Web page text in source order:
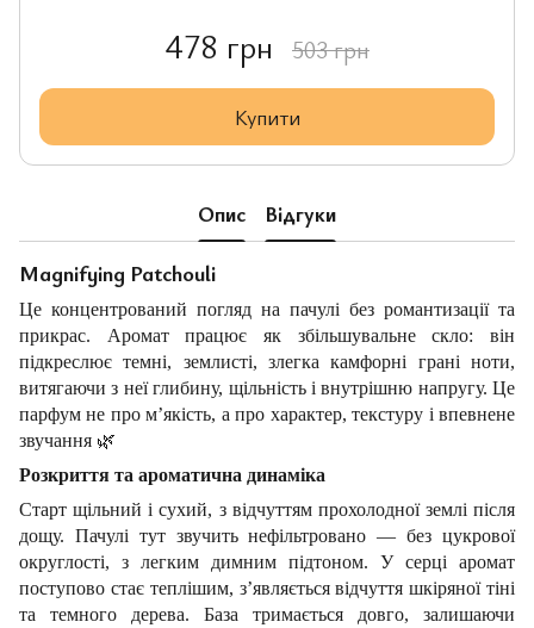
478 грн 503 грн
Купити
Опис Відгуки
Magnifying Patchouli
Це концентрований погляд на пачулі без романтизації та
прикрас. Аромат працює як збільшувальне скло: він
підкреслює темні, землисті, злегка камфорні грані ноти,
витягаючи з неї глибину, щільність і внутрішню напругу. Це
парфум не про м’якість, а про характер, текстуру і впевнене
звучання 🌿
Розкриття та ароматична динаміка
Старт щільний і сухий, з відчуттям прохолодної землі після
дощу. Пачулі тут звучить нефільтровано — без цукрової
округлості, з легким димним підтоном. У серці аромат
поступово стає теплішим, з’являється відчуття шкіряної тіні
та темного дерева. База тримається довго, залишаючи